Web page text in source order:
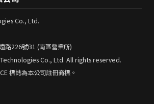
Co., Ltd.
路226號B1 (南區營業所)
Co., Ltd. All rights reserved.
標誌為本公司註冊商標。